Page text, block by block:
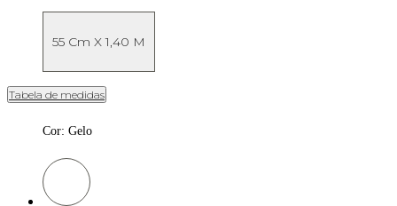
55 Cm X 1,40 M
Tabela de medidas
Cor: Gelo
Cor: Gelo